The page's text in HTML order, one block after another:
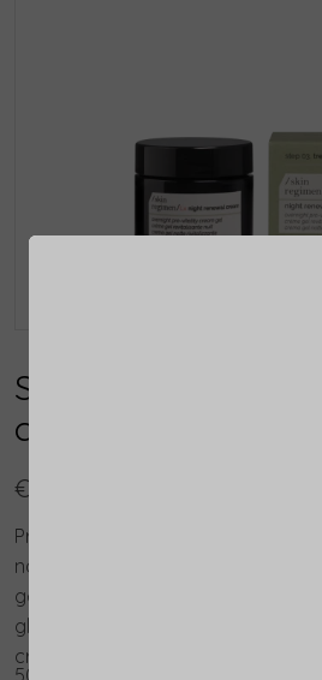
Skin RegimenLX
cream
€ 89,25
Probeer /skin regimen/ Lx Night
nachtelijke bondgenoot voor een
gerevitaliseerde huid. Met
glucaan uit gist en Longevity
crème de huid en bevordert het
50ml